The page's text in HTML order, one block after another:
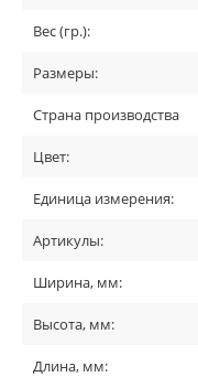
Вес (гр.):
Размеры:
Страна производства
Цвет:
Единица измерения:
Артикулы:
Ширина, мм:
Высота, мм:
Длина, мм: